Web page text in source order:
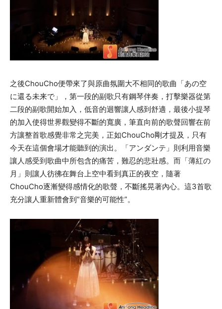
之後ChouCho便帶來了與原曲氛圍大不相同的歌曲「あの空
に還る未来で」，第一段的副歌只有鋼琴伴奏，打擊樂器從第
二段的副歌開始加入，低音的迴響讓人感到舒適，最後小提琴
的加入使得世界觀變得不斷的寬廣，筆直向前的歌聲回響在前
方讓整首歌感覺非常之完美，正如ChouCho剛才提及，只有
今天在這個會場才能聽到的演出。「アンダンテ」則利用音樂
讓人感受到歌曲中所包含的痛苦，難忍的悲壯感。而「薄紅の
月」則讓人彷彿在舞台上空中看到真正的夜空，隨著
ChouCho逐漸變得感情化的歌聲，不斷搖晃著內心。這3首歌
充分讓人重新體會到”音樂的可能性”。